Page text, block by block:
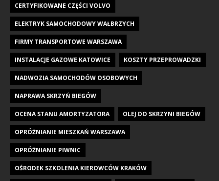
CERTYFIKOWANE CZĘŚCI VOLVO
ELEKTRYK SAMOCHODOWY WAŁBRZYCH
FIRMY TRANSPORTOWE WARSZAWA
INSTALACJE GAZOWE KATOWICE KOSZTY PRZEPROWADZKI
NADWOZIA SAMOCHODÓW OSOBOWYCH
NAPRAWA SKRZYŃ BIEGÓW
OCENA STANU AMORTYZATORA OLEJ DO SKRZYNI BIEGÓW
OPRÓŻNIANIE MIESZKAŃ WARSZAWA
OPRÓŻNIANIE PIWNIC
OŚRODEK SZKOLENIA KIEROWCÓW KRAKÓW